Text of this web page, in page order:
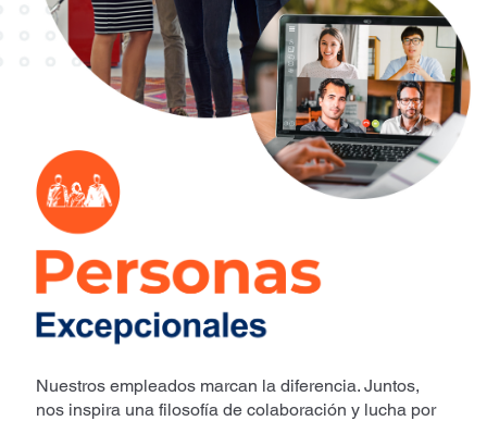
Nuestros empleados marcan la diferencia. Juntos,
nos inspira una filosofía de colaboración y lucha por